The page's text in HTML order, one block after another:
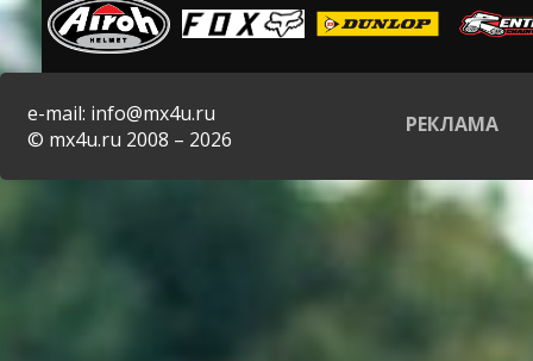
e-mail: info@mx4u.ru
© mx4u.ru 2008 – 2026
РЕКЛАМА